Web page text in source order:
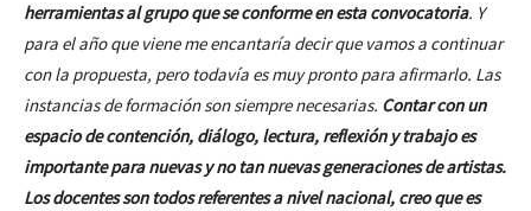
herramientas al grupo que se conforme en esta convocatoria. Y
para el año que viene me encantaría decir que vamos a continuar
con la propuesta, pero todavía es muy pronto para afirmarlo. Las
instancias de formación son siempre necesarias. Contar con un
espacio de contención, diálogo, lectura, reflexión y trabajo es
importante para nuevas y no tan nuevas generaciones de artistas.
Los docentes son todos referentes a nivel nacional, creo que es